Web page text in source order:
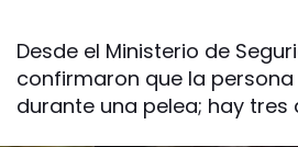
Desde el Ministerio de
confirmaron que la
durante una pelea; hay tres